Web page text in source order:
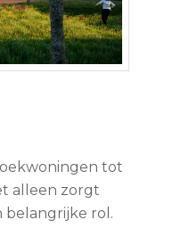
tot
alleen zorgt
belangrijke rol.